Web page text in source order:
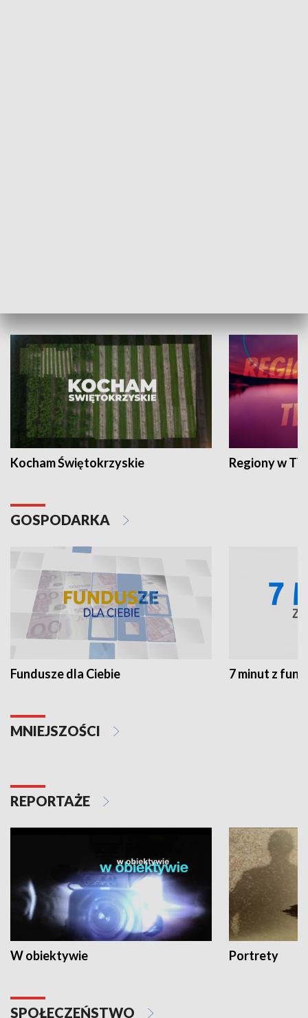
Kocham Świętokrzyskie Regiony w
GOSPODARKA
Fundusze dla Ciebie 7 minut z
MNIEJSZOŚCI
REPORTAŻE
W obiektywie Portrety
SPOŁECZEŃSTWO